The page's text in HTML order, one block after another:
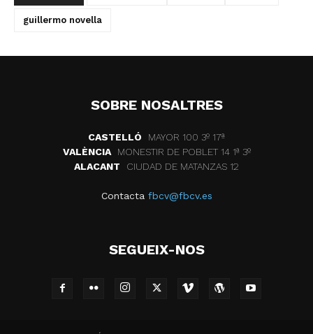
guillermo novella
SOBRE NOSALTRES
CASTELLÓ
MAYOR 100 3º 17ª
VALÈNCIA
MONESTIR DE POBLET 14 1ª 3º
ALACANT
CIUDAD DE MATANZAS 12
Contacta fbcv@fbcv.es
SEGUEIX-NOS